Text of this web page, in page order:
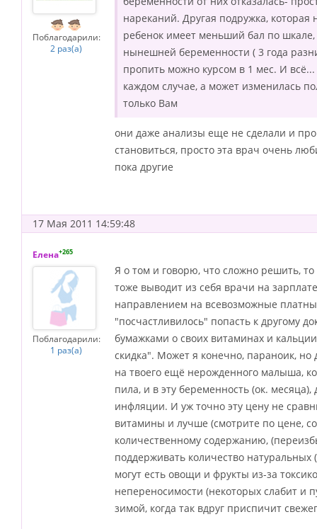
Поблагодарили:
2 раз(а)
нареканий. Другая подружка,
ребенок имеет меньший бал по
нынешней беременности ( 3 года
пропить можно курсом в 1 мес. И
каждом случае, а может изменилась
только Вам
они даже анализы еще не сделали и
становиться, просто эта врач очень
пока другие
17 Мая 2011 14:59:48
Елена+265
Поблагодарили:
1 раз(а)
Я о том и говорю, что сложно решить,
тоже выводит из себя врачи на
направлением на всевозможные
"посчастливилось" попасть к другому
бумажками о своих витаминах и
скидка". Может я конечно, параноик,
на твоего ещё нерожденного малыша,
пила, и в эту беременность (ок.
инфляции. И уж точно эту цену не
витамины и лучше (смотрите по цене,
количественному содержанию,
поддерживать количество натуральных
могут есть овощи и фрукты из-за
непереносимости (некоторых слабит и
зимой, когда так вдруг приспичит